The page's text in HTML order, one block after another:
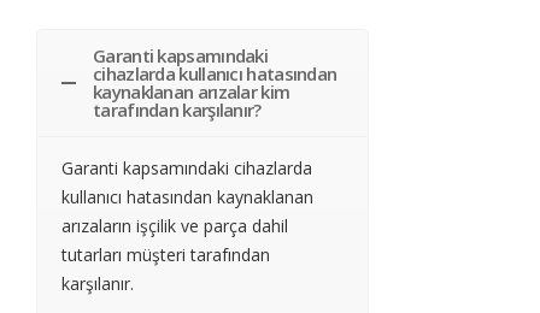
Garanti kapsamındaki
cihazlarda kullanıcı hatasından
kaynaklanan arızalar kim
tarafından karşılanır?
Garanti kapsamındaki cihazlarda
kullanıcı hatasından kaynaklanan
arızaların işçilik ve parça dahil
tutarları müşteri tarafından
karşılanır.